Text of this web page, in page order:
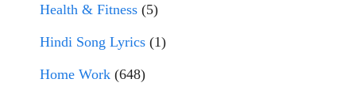
Health & Fitness (5)
Hindi Song Lyrics (1)
Home Work (648)